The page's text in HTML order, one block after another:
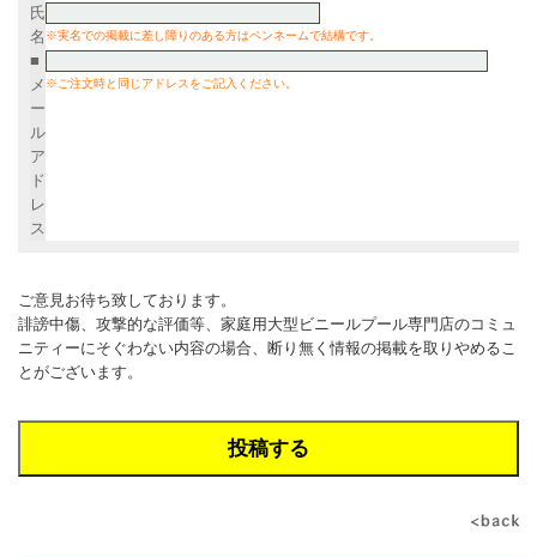
氏
名 ※実名での掲載に差し障りのある方はペンネームで結構です。
■
メ
ー
ル
ア
ド
レ
ス
※ご注文時と同じアドレスをご記入ください。
ご意見お待ち致しております。
誹謗中傷、攻撃的な評価等、家庭用大型ビニールプール専門店のコミュ
ニティーにそぐわない内容の場合、断り無く情報の掲載を取りやめるこ
とがございます。